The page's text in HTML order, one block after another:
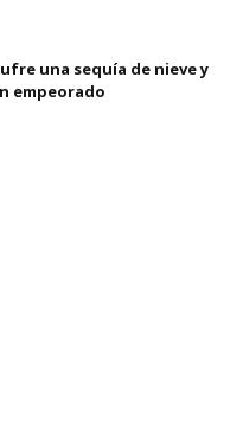
una sequía de nieve y
empeorado